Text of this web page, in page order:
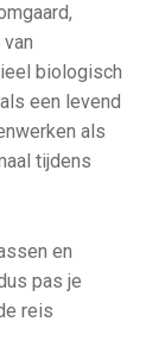
biologisch
een levend
als
tijdens
en
pas je
reis